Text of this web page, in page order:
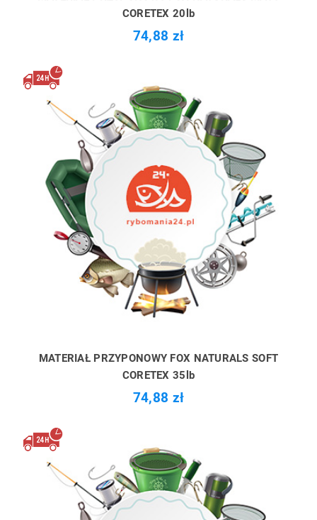
CORETEX 20lb
74,88 zł
MATERIAŁ PRZYPONOWY FOX NATURALS SOFT
CORETEX 35lb
74,88 zł